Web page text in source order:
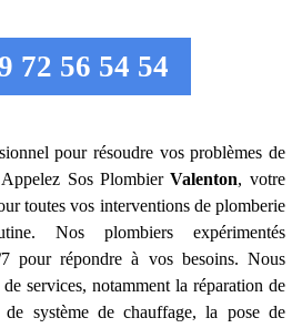
56 54 54
pour résoudre vos problèmes de
Sos PlombierValenton, votre
toutes vos interventions de plomberie
Nos plombiers expérimentés
pour répondre à vos besoins. Nous
services, notamment la réparation de
système de chauffage, la pose de